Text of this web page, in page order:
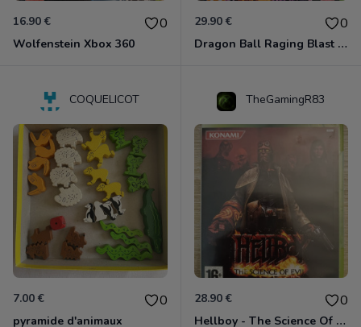
16.90 € 0
Wolfenstein Xbox 360
29.90 € 0
Dragon Ball Raging Blast 2 Xbox 360
COQUELICOT
7.00 € 0
pyramide d'animaux
TheGamingR83
28.90 € 0
Hellboy - The Science Of Evil Xbox 360